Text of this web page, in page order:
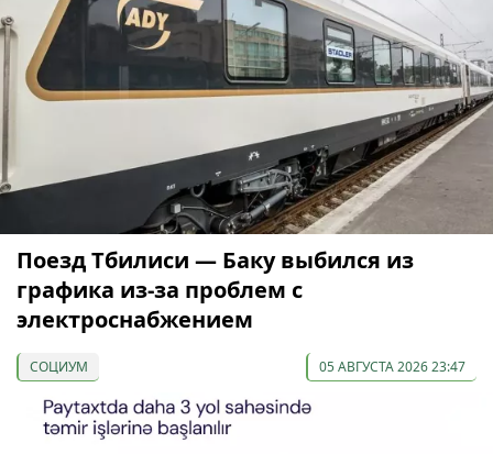
Поезд Тбилиси — Баку выбился из
графика из-за проблем с
электроснабжением
СОЦИУМ 05 АВГУСТА 2026 23:47